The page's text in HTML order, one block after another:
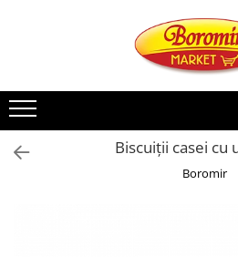
Noutati
Produse de post
Cozonac
Biscuiții casei cu
Boromir